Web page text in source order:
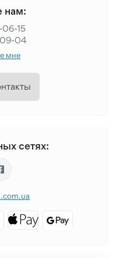
нам:
15
04
мне
сетях: